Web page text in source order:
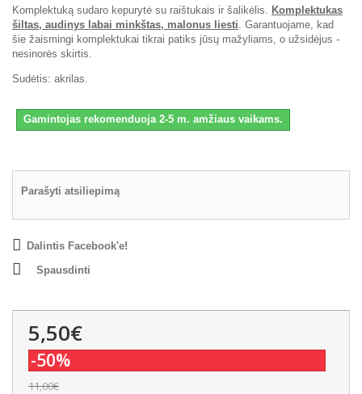
Komplektuką sudaro kepurytė su raištukais ir šalikėlis.
Komplektukas
šiltas, audinys labai minkštas, malonus liesti . Garantuojame, kad
šie žaismingi komplektukai tikrai patiks jūsų mažyliams, o užsidėjus -
nesinorės skirtis.
Sudėtis: akrilas.
Gamintojas rekomenduoja 2-5 m. amžiaus vaikams.
Parašyti atsiliepimą
Dalintis Facebook'e!
Spausdinti
5,50€
-50%
11,00€